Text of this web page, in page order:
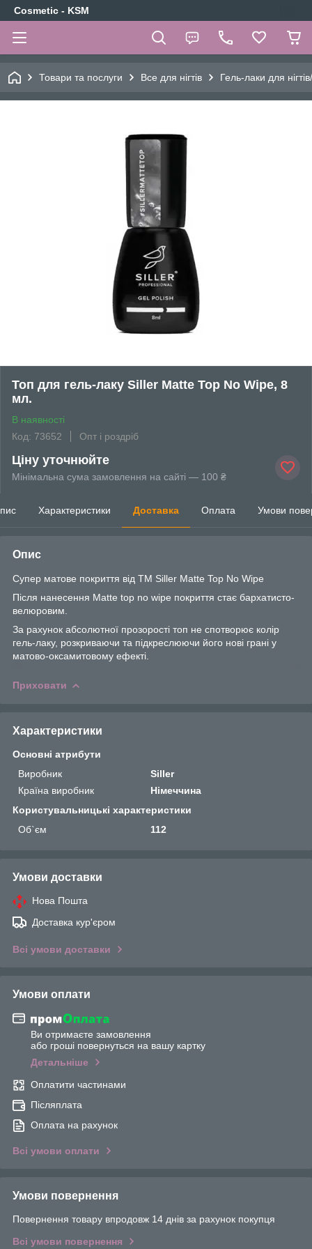
Cosmetic - KSM
Товари та послуги Все для нігтів Гель-лаки для
Топ для гель-лаку Siller Matte Top No Wipe, 8
мл.
В наявності
Код: 73652
Опт і роздріб
Ціну уточнюйте
Мінімальна сума замовлення на сайті — 100 ₴
Характеристики Доставка Оплата Умови
Опис
Супер матове покриття від ТМ Siller Matte Top No Wipe
Після нанесення Matte top no wipe покриття стає бархатисто-
велюровим.
За рахунок абсолютної прозорості топ не спотворює колір
гель-лаку, розкриваючи та підкреслюючи його нові грані у
матово-оксамитовому ефекті.
Приховати
Характеристики
Основні атрибути
Виробник
Siller
Країна виробник
Німеччина
Користувальницькі характеристики
Об`єм
112
Умови доставки
Нова Пошта
Доставка кур'єром
Всі умови доставки
Умови оплати
Ви отримаєте замовлення
або гроші повернуться на вашу картку
Детальніше
Оплатити частинами
Післяплата
Оплата на рахунок
Всі умови оплати
Умови повернення
Повернення товару впродовж 14 днів за рахунок покупця
Всі умови повернення